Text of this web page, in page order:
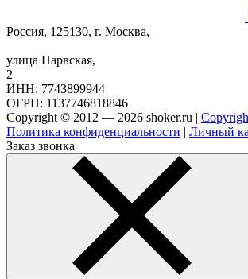
Россия, 125130, г. Москва,
улица Нарвская,
2
ИНН: 7743899944
ОГРН: 1137746818846
Copyright © 2012 — 2026 shoker.ru |
Политика конфиденциальности | Личный
Заказ звонка